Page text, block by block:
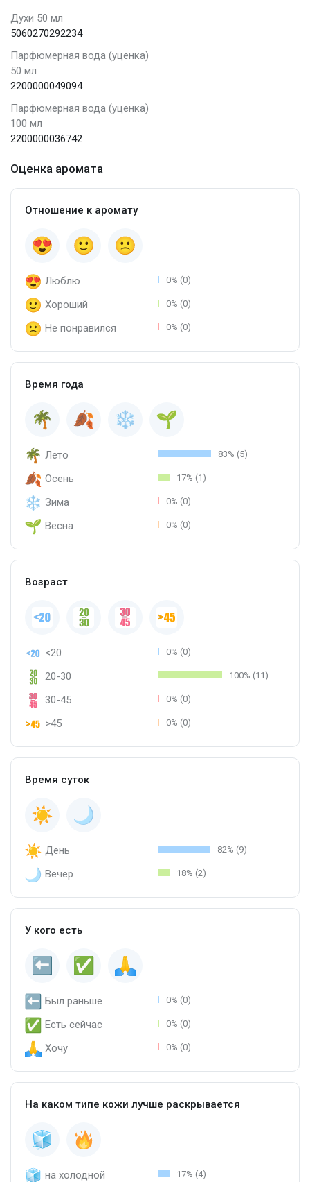
Духи 50 мл
5060270292234
Парфюмерная вода (уценка)
50 мл
2200000049094
Парфюмерная вода (уценка)
100 мл
2200000036742
Оценка аромата
Отношение к аромату
Люблю 0% (0)
Хороший 0% (0)
Не понравился 0% (0)
Время года
Лето 83% (5)
Осень 17% (1)
Зима 0% (0)
Весна 0% (0)
Возраст
<20 0% (0)
20-30 100% (11)
30-45 0% (0)
>45 0% (0)
Время суток
День 82% (9)
Вечер 18% (2)
У кого есть
Был раньше 0% (0)
Есть сейчас 0% (0)
Хочу 0% (0)
На каком типе кожи лучше раскрывается
на холодной 17% (4)